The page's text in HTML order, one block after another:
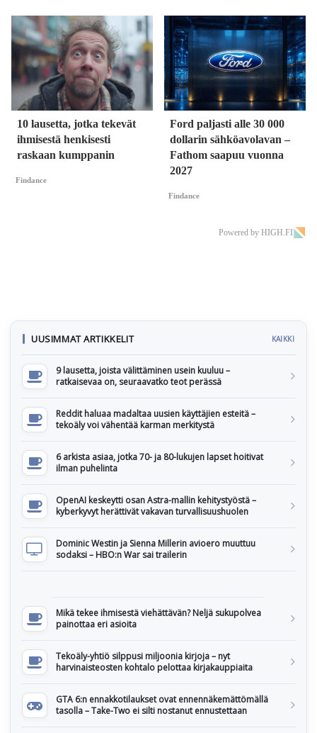
10 lausetta, jotka tekevät
ihmisestä henkisesti
raskaan kumppanin
Findance
Ford paljasti alle 30 000
dollarin sähköavolavan –
Fathom saapuu vuonna
2027
Findance
Powered by HIGH.FI
UUSIMMAT ARTIKKELIT KAIKKI
9 lausetta, joista välittäminen usein kuuluu –
ratkaisevaa on, seuraavatko teot perässä
Reddit haluaa madaltaa uusien käyttäjien esteitä –
tekoäly voi vähentää karman merkitystä
6 arkista asiaa, jotka 70- ja 80-lukujen lapset hoitivat
ilman puhelinta
OpenAI keskeytti osan Astra-mallin kehitystyöstä –
kyberkyvyt herättivät vakavan turvallisuushuolen
Dominic Westin ja Sienna Millerin avioero muuttuu
sodaksi – HBO:n War sai trailerin
Mikä tekee ihmisestä viehättävän? Neljä sukupolvea
painottaa eri asioita
Tekoäly-yhtiö silppusi miljoonia kirjoja – nyt
harvinaisteosten kohtalo pelottaa kirjakauppiaita
GTA 6:n ennakkotilaukset ovat ennennäkemättömällä
tasolla – Take-Two ei silti nostanut ennustettaan